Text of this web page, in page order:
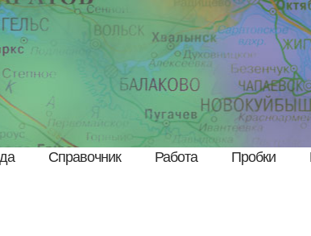
Справочник Работа Пробки